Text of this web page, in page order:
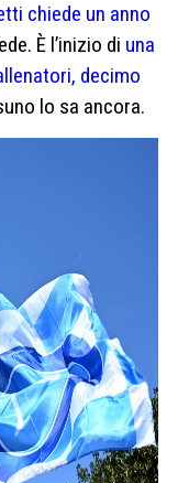
chiede un anno
È l’inizio di una
decimo
lo sa ancora.